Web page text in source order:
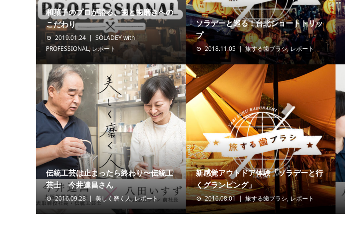
和菓子のプロが語る、歯と歯磨きへの
こだわり
2019.01.24
SOLADEY with
PROFESSIONAL,レポート
ソラデーと巡る！台北ショートトリッ
プ
2018.11.05 旅する歯ブラシ, レポート
伝統工芸は止まったら終わり〜伝統工
芸士 今井達昌さん
2016.09.28 美しく磨く人,レポート
新感覚アウトドア体験「ソラデーと行
くグランピング」
2016.08.01 旅する歯ブラシ, レポート